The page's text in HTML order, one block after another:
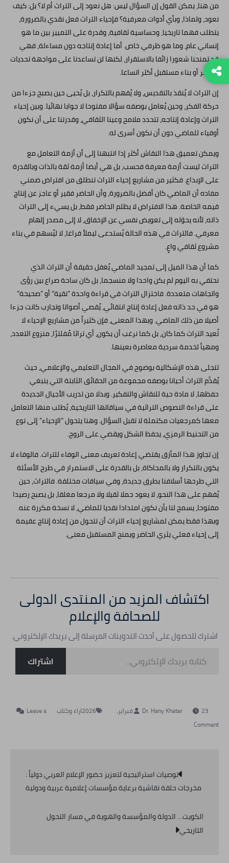
من هنا، يمكن القول إن السؤال ليس: هل نعود إلى التراث أم لا؟ بل: كيف
نعود، ولماذا، وبأي أدوات معرفية؟ فإحياء التراث فعل نقدي بالضرورة،
يتطلب فهما تاريخيا، وحساسية ثقافية، وقدرة على التمييز بين ما هو
إنساني عام، وما هو ظرفي خاص. أما إعادة إنتاجه دون مساءلة، فهي
قد تمنحنا شعورا زائفا بالاستقرار، لكنها لن تساعدنا على مواجهة تحديات
الحاضر أو بناء مستقبل أكثر اتساعا.
إن التراث لا يُنقذ بالتقديس، ولا يُفهم بالتكرار، بل يُحيى حين يصبح جزءا من
حركة الفكر، وحين يُعامل بوصفه سؤالا مفتوحا لا جوابا نهائيا. وبين إحياء
التراث وإعادة إنتاجه، تتحدد ملامح وعينا الثقافي، وقدرتنا على أن نكون
أوفياء للماضي دون أن نكون أسرى له.
ويمكن تعميق هذا النقاش أكثر إذا انتبهنا إلى أن أزمة التعامل مع
التراث ليست أزمة معرفة فحسب، بل هي أيضا أزمة ثقة بالذات وبالقدرة
على الإبداع. فكثير من مشاريع إحياء التراث تنطلق من افتراض ضمني
مفاده أن الماضي كان أفضل بالضرورة، وأن الحاضر فقير أو عاجز عن إنتاج
قيمه الخاصة. هذا الافتراض لا يظلم الحاضر فقط، بل يسيء إلى التراث
ذاته، لأنه يحوّله إلى تعويض نفسي عن الإخفاق، لا إلى مصدر إلهام
معرفي. فالتراث في هذه الحالة يُستدعى ليملأ فراغا، لا ليُسهم في بناء
مشروع ثقافي واعٍ.
كما أن هذا الميل إلى تمجيد الماضي يُغفل حقيقة أن التراث الذي
نحتفي به اليوم لم يكن واحدا ولا منسجما، بل كان ساحة صراع بين رؤى
واتجاهات متعددة. فاختزال التراث في قراءة واحدة “نقية” أو “صحيحة”
هو في حد ذاته فعل إعادة إنتاج انتقائي، يُقصي أصواتا وتجارب كانت جزءا
أصيلا من ذلك الماضي. وبهذا المعنى، فإن كثيراً من مشاريع الإحياء لا
تُعيد التراث كما كان، بل كما نرغب أن يكون، أي تراثا مُفلترًا، منزوع التعدد،
ومهيأ لخدمة سردية معاصرة بعينها.
تتجلى هذه الإشكالية بوضوح في المجال التعليمي والإعلامي، حيث
يُقدَّم التراث أحيانا بوصفه مجموعة من الحقائق الثابتة التي ينبغي
حفظها، لا مادة حية للنقاش والتفكير. وبدلا من تدريب الأجيال الجديدة
على قراءة النصوص التراثية في سياقاتها التاريخية، يُطلب منها التعامل
معها كمرجعيات مكتملة لا تقبل السؤال. وهنا يتحول “الإحياء” إلى نوع
من التحنيط الرمزي، يحفظ الشكل ويقضي على الروح.
إن تجاوز هذا المأزق يقتضي إعادة تعريف معنى الوفاء للتراث. فالوفاء لا
يكون بالتكرار ولا بالمحاكاة، بل بالقدرة على الاستمرار في طرح الأسئلة
التي طرحها أسلافنا بطرق جديدة، وفي سياقات مختلفة. فالتراث، حين
يُفهم على هذا النحو، لا يعود حملا ثقيلا ولا مرجعا مغلقا، بل يصبح رصيدا
مفتوحا، يسمح لنا بأن نكون امتدادا نقديا للماضي، لا نسخة مكررة عنه.
وبهذا فقط يمكن لمشاريع إحياء التراث أن تتحول من إعادة إنتاج عقيمة
إلى إحياء فعلي يثري الحاضر ويمنح المستقبل معنى.
اكتشاف المزيد من المنتدى الدولى
للصحافة والإعلام
اشترك للحصول على أحدث التدوينات المرسلة إلى بريدك الإلكتروني.
اشتراك
23 فبراير، 2026 اراء وكتاب
Leave a
Comment
on
العربي
..
أزمة
ثقة
تصفّح
المقالات
توصيات استراتيجية لتعزيز حضور الإعلام العربي دولياً :
مخرجات حلقة نقاشية برعاية مؤسسات إعلامية عربية ودولية
الكويت… الدولة والمؤسسة والهوية في مسار التحول
التاريخي